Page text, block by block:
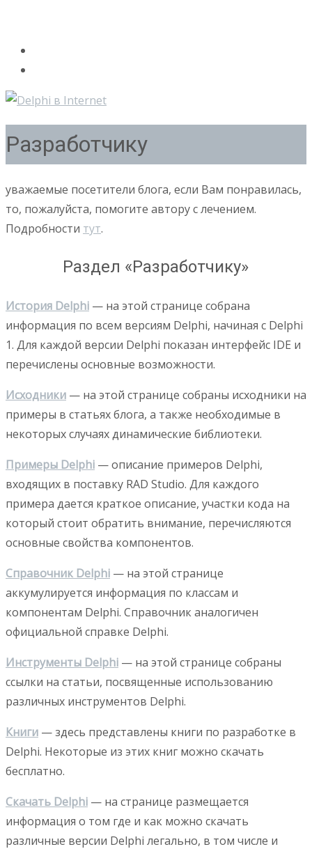
Разработчику
уважаемые посетители блога, если Вам понравилась,
то, пожалуйста, помогите автору с лечением.
Подробности тут.
Раздел «Разработчику»
История Delphi — на этой странице собрана
информация по всем версиям Delphi, начиная с Delphi
1. Для каждой версии Delphi показан интерфейс IDE и
перечислены основные возможности.
Исходники — на этой странице собраны исходники на
примеры в статьях блога, а также необходимые в
некоторых случаях динамические библиотеки.
Примеры Delphi — описание примеров Delphi,
входящих в поставку RAD Studio. Для каждого
примера дается краткое описание, участки кода на
который стоит обратить внимание, перечисляются
основные свойства компонентов.
Справочник Delphi — на этой странице
аккумулируется информация по классам и
компонентам Delphi. Справочник аналогичен
официальной справке Delphi.
Инструменты Delphi — на этой странице собраны
ссылки на статьи, посвященные использованию
различных инструментов Delphi.
Книги — здесь представлены книги по разработке в
Delphi. Некоторые из этих книг можно скачать
бесплатно.
Скачать Delphi — на странице размещается
информация о том где и как можно скачать
различные версии Delphi легально, в том числе и